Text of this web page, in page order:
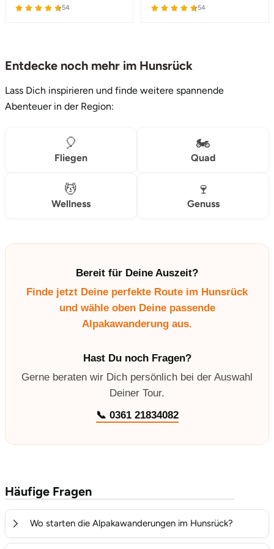
54 54
Entdecke noch mehr im Hunsrück
Lass Dich inspirieren und finde weitere spannende
Abenteuer in der Region:
🎈
Fliegen
🏍️
Quad
💆
Wellness
🍷
Genuss
Bereit für Deine Auszeit?
Finde jetzt Deine perfekte Route im Hunsrück
und wähle oben Deine passende
Alpakawanderung aus.
Hast Du noch Fragen?
Gerne beraten wir Dich persönlich bei der Auswahl
Deiner Tour.
📞 0361 21834082
Häufige Fragen
Wo starten die Alpakawanderungen im Hunsrück?
Trier
Viersen
Villingen Schwenningen
Vorpommern-Greifswald
Würzburg
Zweibrücken